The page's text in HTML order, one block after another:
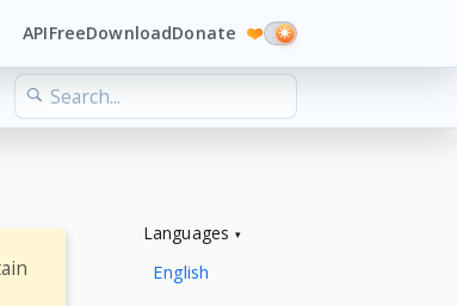
APIFreeDownloadDonate ❤️
Languages
English